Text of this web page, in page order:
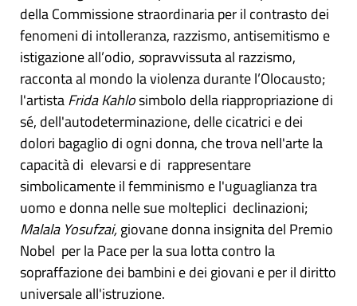
della Commissione straordinaria per il contrasto dei
fenomeni di intolleranza, razzismo, antisemitismo e
istigazione all’odio, sopravvissuta al razzismo,
racconta al mondo la violenza durante l’Olocausto;
l'artistaFrida Kahlosimbolo della riappropriazione di
sé, dell'autodeterminazione, delle cicatrici e dei
dolori bagaglio di ogni donna, che trova nell'arte la
capacità di elevarsi e di rappresentare
simbolicamente il femminismo e l'uguaglianza tra
uomo e donna nelle sue molteplici declinazioni;
Malala Yosufzai,giovane donna insignita del Premio
Nobel per la Pace per la sua lotta contro la
sopraffazione dei bambini e dei giovani e per il diritto
universale all'istruzione.